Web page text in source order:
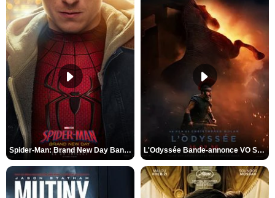
Spider-Man: Brand New Day Bande-annonce VO STFR L'Odyssée Bande-annonce VO STFR